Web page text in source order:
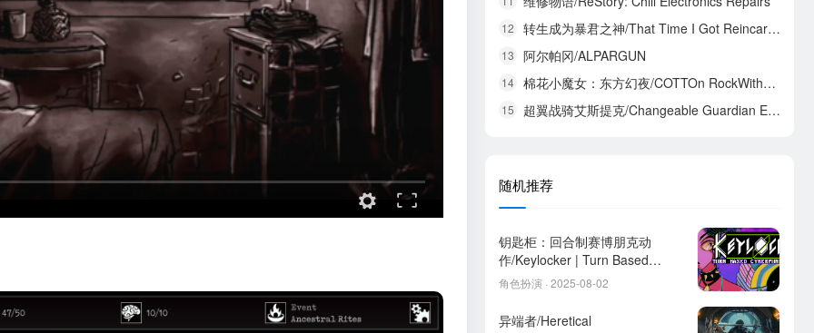
12 转生成为暴君之神/That Time I Got Reincarnated as a Tyrant God
13 阿尔帕冈/ALPARGUN
14 棉花小魔女：东方幻夜/COTTOn RockWithYou -ORIENTAL NIGHT DREAMS-
15 超翼战骑艾斯提克/Changeable Guardian ESTIQUE
随机推荐
钥匙柜：回合制赛博朋克动
作/Keylocker | Turn Based
Cyberpunk Action
角色扮演 · 2025-08-02
异端者/Heretical